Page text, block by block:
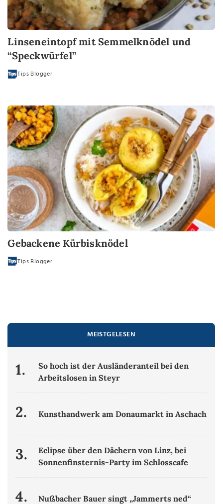
Linseneintopf mit Semmelknödel und
“Speckwürfel”
Tips Blogger
Gebackene Kürbisknödel
Tips Blogger
MEISTGELESEN
1.
So hoch ist der Ausländeranteil bei den
Arbeitslosen in Steyr
2. Kunsthandwerk am Donaumarkt in Aschach
3.
Eclipse über den Dächern von Linz, bei
Sonnenfinsternis-Party im Schlosscafe
4. Nußbacher Bauer singt „Jammerts ned“